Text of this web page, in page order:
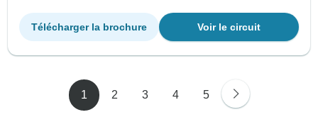
Voir le circuit
Télécharger la brochure
1 2 3 4 5